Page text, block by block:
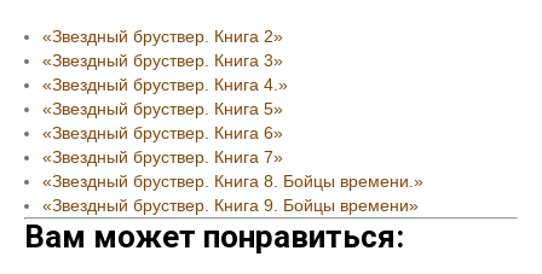
«Звездный бруствер. Книга 2»
«Звездный бруствер. Книга 3»
«Звездный бруствер. Книга 4.»
«Звездный бруствер. Книга 5»
«Звездный бруствер. Книга 6»
«Звездный бруствер. Книга 7»
«Звездный бруствер. Книга 8. Бойцы времени.»
«Звездный бруствер. Книга 9. Бойцы времени»
Вам может понравиться: